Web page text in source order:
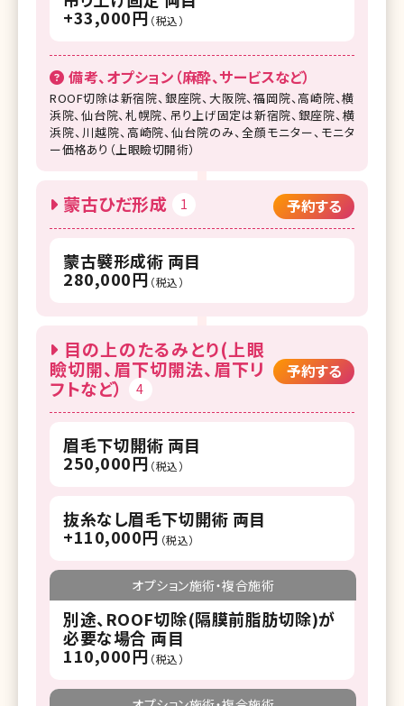
+33,000円 （税込）
備考、オプション（麻酔、サービスなど）
ROOF切除は新宿院、銀座院、大阪院、福岡院、高崎院、横
浜院、仙台院、札幌院、吊り上げ固定は新宿院、銀座院、横
浜院、川越院、高崎院、仙台院のみ、全顔モニター、モニタ
ー価格あり（上眼瞼切開術）
蒙古ひだ形成 1 予約する
蒙古襞形成術 両目
280,000円 （税込）
目の上のたるみとり(上眼
瞼切開、眉下切開法、眉下リ
フトなど）
4
予約する
眉毛下切開術 両目
250,000円 （税込）
抜糸なし眉毛下切開術 両目
+110,000円 （税込）
オプション施術・複合施術
別途、ROOF切除(隔膜前脂肪切除)が
必要な場合 両目
110,000円 （税込）